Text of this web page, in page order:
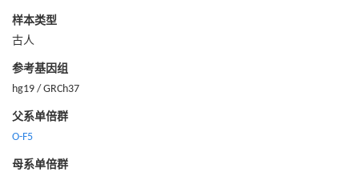
样本类型
古人
参考基因组
hg19 / GRCh37
父系单倍群
O-F5
母系单倍群